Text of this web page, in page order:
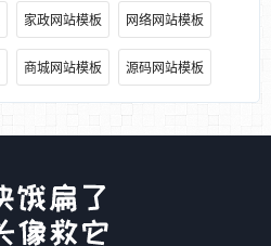
家政网站模板 网络网站模板
商城网站模板 源码网站模板